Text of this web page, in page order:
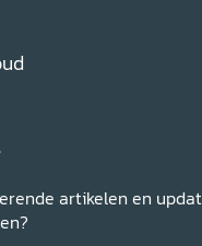
artikelen en